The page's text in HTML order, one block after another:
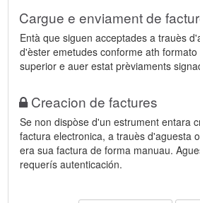
Cargue e enviament de
Entà que siguen acceptades a trauès
d'èster emetudes conforme ath formato
superior e auer estat prèviaments
Creacion de factures
Se non dispòse d'un estrument entara
factura electronica, a trauès d'aguesta
era sua factura de forma manuau.
requerís autenticación.